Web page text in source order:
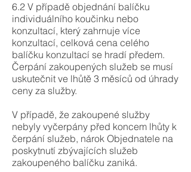
6.2 V případě objednání balíčku
individuálního koučinku nebo
konzultací, který zahrnuje více
konzultací, celková cena celého
balíčku konzultací se hradí předem.
Čerpání zakoupených služeb se musí
uskutečnit ve lhůtě 3 měsíců od úhrady
ceny za služby.
V případě, že zakoupené služby
nebyly vyčerpány před koncem lhůty k
čerpání služeb, nárok Objednatele na
poskytnutí zbývajících služeb
zakoupeného balíčku zaniká.